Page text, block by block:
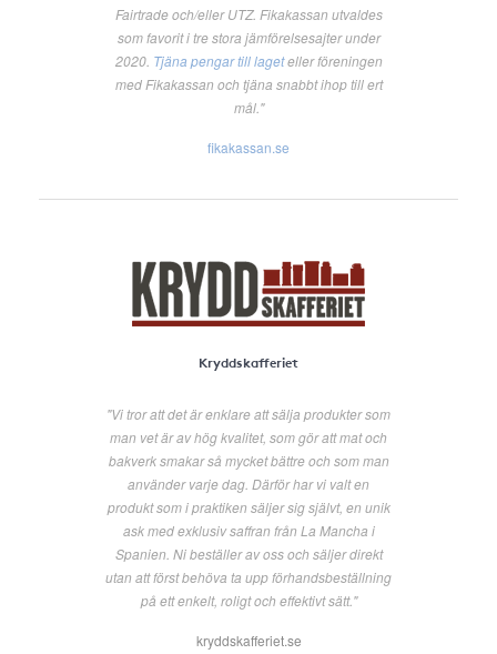
Fairtrade och/eller UTZ. Fikakassan utvaldes
som favorit i tre stora jämförelsesajter under
2020. Tjäna pengar till lageteller föreningen
med Fikakassan och tjäna snabbt ihop till ert
mål."
fikakassan.se
Kryddskafferiet
"Vi tror att det är enklare att sälja produkter som
man vet är av hög kvalitet, som gör att mat och
bakverk smakar så mycket bättre och som man
använder varje dag. Därför har vi valt en
produkt som i praktiken säljer sig självt, en unik
ask med exklusiv saffran från La Mancha i
Spanien. Ni beställer av oss och säljer direkt
utan att först behöva ta upp förhandsbeställning
på ett enkelt, roligt och effektivt sätt."
kryddskafferiet.se